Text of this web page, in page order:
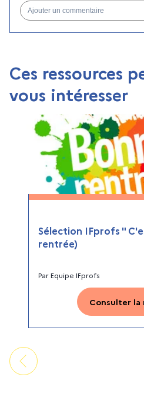
Ajouter un commentaire
Ces ressources
vous intéresser
Sélection IFprofs "
rentrée)
ParEquipe IFprofs
Consulter la